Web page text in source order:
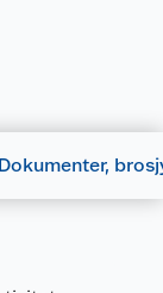
Dokumenter,